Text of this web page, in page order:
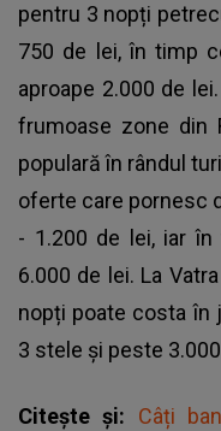
pentru 3 nopți
750 de lei, în timp
aproape 2.000 de
frumoase zone din
populară în rândul
oferte care pornesc
- 1.200 de lei, iar
6.000 de lei. La
nopți poate costa în
3 stele și peste
Citește și: Câți